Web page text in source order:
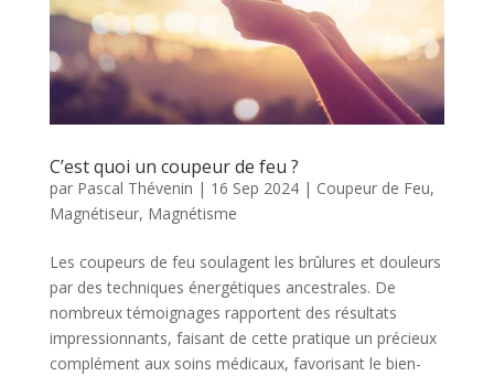
C’est quoi un coupeur de feu ?
par Pascal Thévenin | 16 Sep 2024| Coupeur de Feu,
Magnétiseur, Magnétisme
Les coupeurs de feu soulagent les brûlures et douleurs
par des techniques énergétiques ancestrales. De
nombreux témoignages rapportent des résultats
impressionnants, faisant de cette pratique un précieux
complément aux soins médicaux, favorisant le bien-